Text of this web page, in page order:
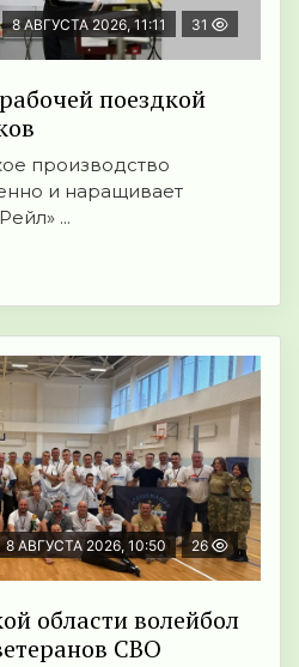
8 АВГУСТА 2026, 11:11 31
поездкой
производство
и наращивает
...
8 АВГУСТА 2026, 10:50 26
области волейбол
СВО